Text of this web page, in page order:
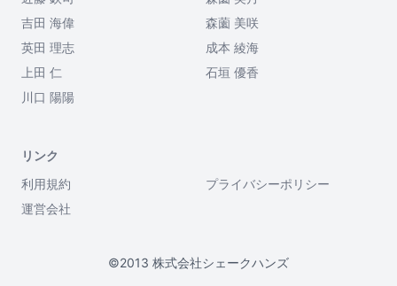
吉田 海偉
森薗 美咲
英田 理志
成本 綾海
上田 仁
石垣 優香
川口 陽陽
リンク
利用規約
プライバシーポリシー
運営会社
©2013 株式会社シェークハンズ